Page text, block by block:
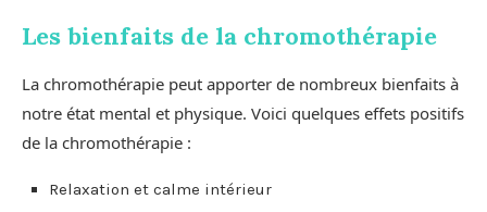
Les bienfaits de la chromothérapie
La chromothérapie peut apporter de nombreux bienfaits à
notre état mental et physique. Voici quelques effets positifs
de la chromothérapie :
Relaxation et calme intérieur